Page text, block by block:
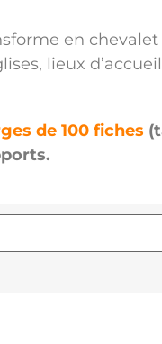
en chevalet
lieux
de 100 fiches